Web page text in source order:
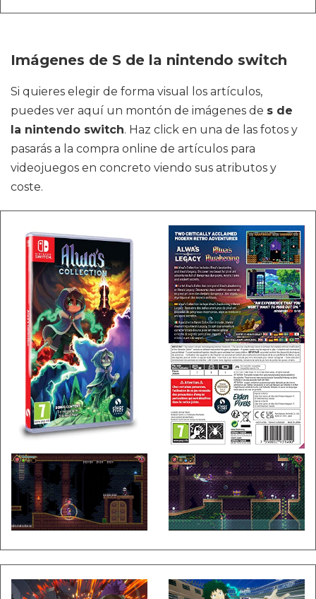
Imágenes de S de la nintendo switch
Si quieres elegir de forma visual los artículos,
puedes ver aquí un montón de imágenes de s de
la nintendo switch. Haz click en una de las fotos y
pasarás a la compra online de artículos para
videojuegos en concreto viendo sus atributos y
coste.